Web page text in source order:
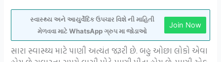
સ્વાસ્થ્ય અને આયુર્વેદિક ઉપચાર વિશે ની માહિતી
મેળવવા માટે WhatsApp ગ્રુપ મા જોડાઓ
Join Now
સારા સ્વાસ્થ્ય માટે પાણી અત્યંત જરૂરી છે. બહુ ઓછા લોકો એવા